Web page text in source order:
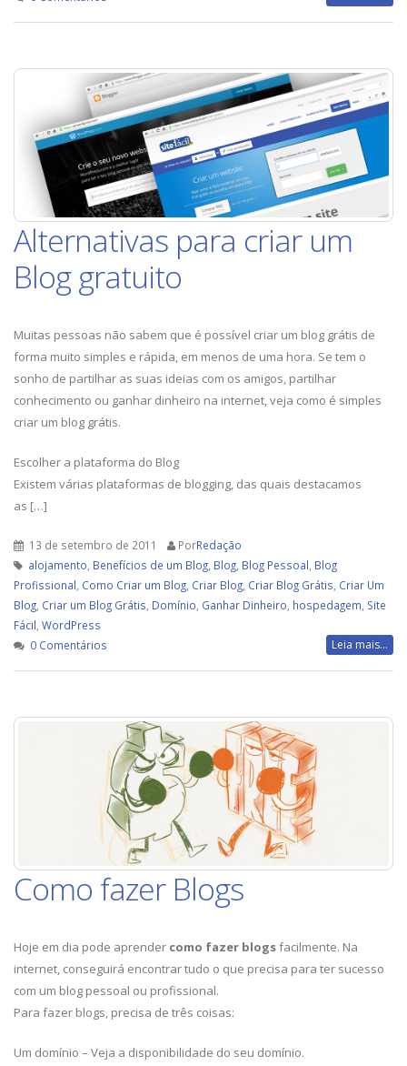
Alternativas para criar um
Blog gratuito
Muitas pessoas não sabem que é possível criar um blog grátis de
forma muito simples e rápida, em menos de uma hora. Se tem o
sonho de partilhar as suas ideias com os amigos, partilhar
conhecimento ou ganhar dinheiro na internet, veja como é simples
criar um blog grátis.
Escolher a plataforma do Blog
Existem várias plataformas de blogging, das quais destacamos
as […]
13 de setembro de 2011 PorRedação
alojamento Benefícios de um Blog Blog Blog Pessoal Blog
Profissional Como Criar um Blog Criar Blog Criar Blog Grátis Criar Um
Blog Criar um Blog Grátis Domínio Ganhar Dinheiro hospedagem Site
Fácil WordPress
0 Comentários
Leia mais...
Como fazer Blogs
Hoje em dia pode aprender como fazer blogsfacilmente. Na
internet, conseguirá encontrar tudo o que precisa para ter sucesso
com um blog pessoal ou profissional.
Para fazer blogs, precisa de três coisas:
Um domínio – Veja a disponibilidade do seu domínio.